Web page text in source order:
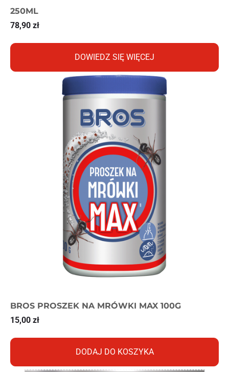
250ML
78,90 zł
DOWIEDZ SIĘ WIĘCEJ
BROS PROSZEK NA MRÓWKI MAX 100G
15,00 zł
DODAJ DO KOSZYKA